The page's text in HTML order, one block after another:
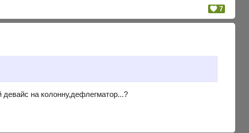
7
на колонну,дефлегматор...?